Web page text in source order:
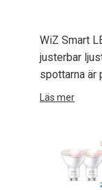
WiZ Smart
justerbar
spottarna är
Läs mer